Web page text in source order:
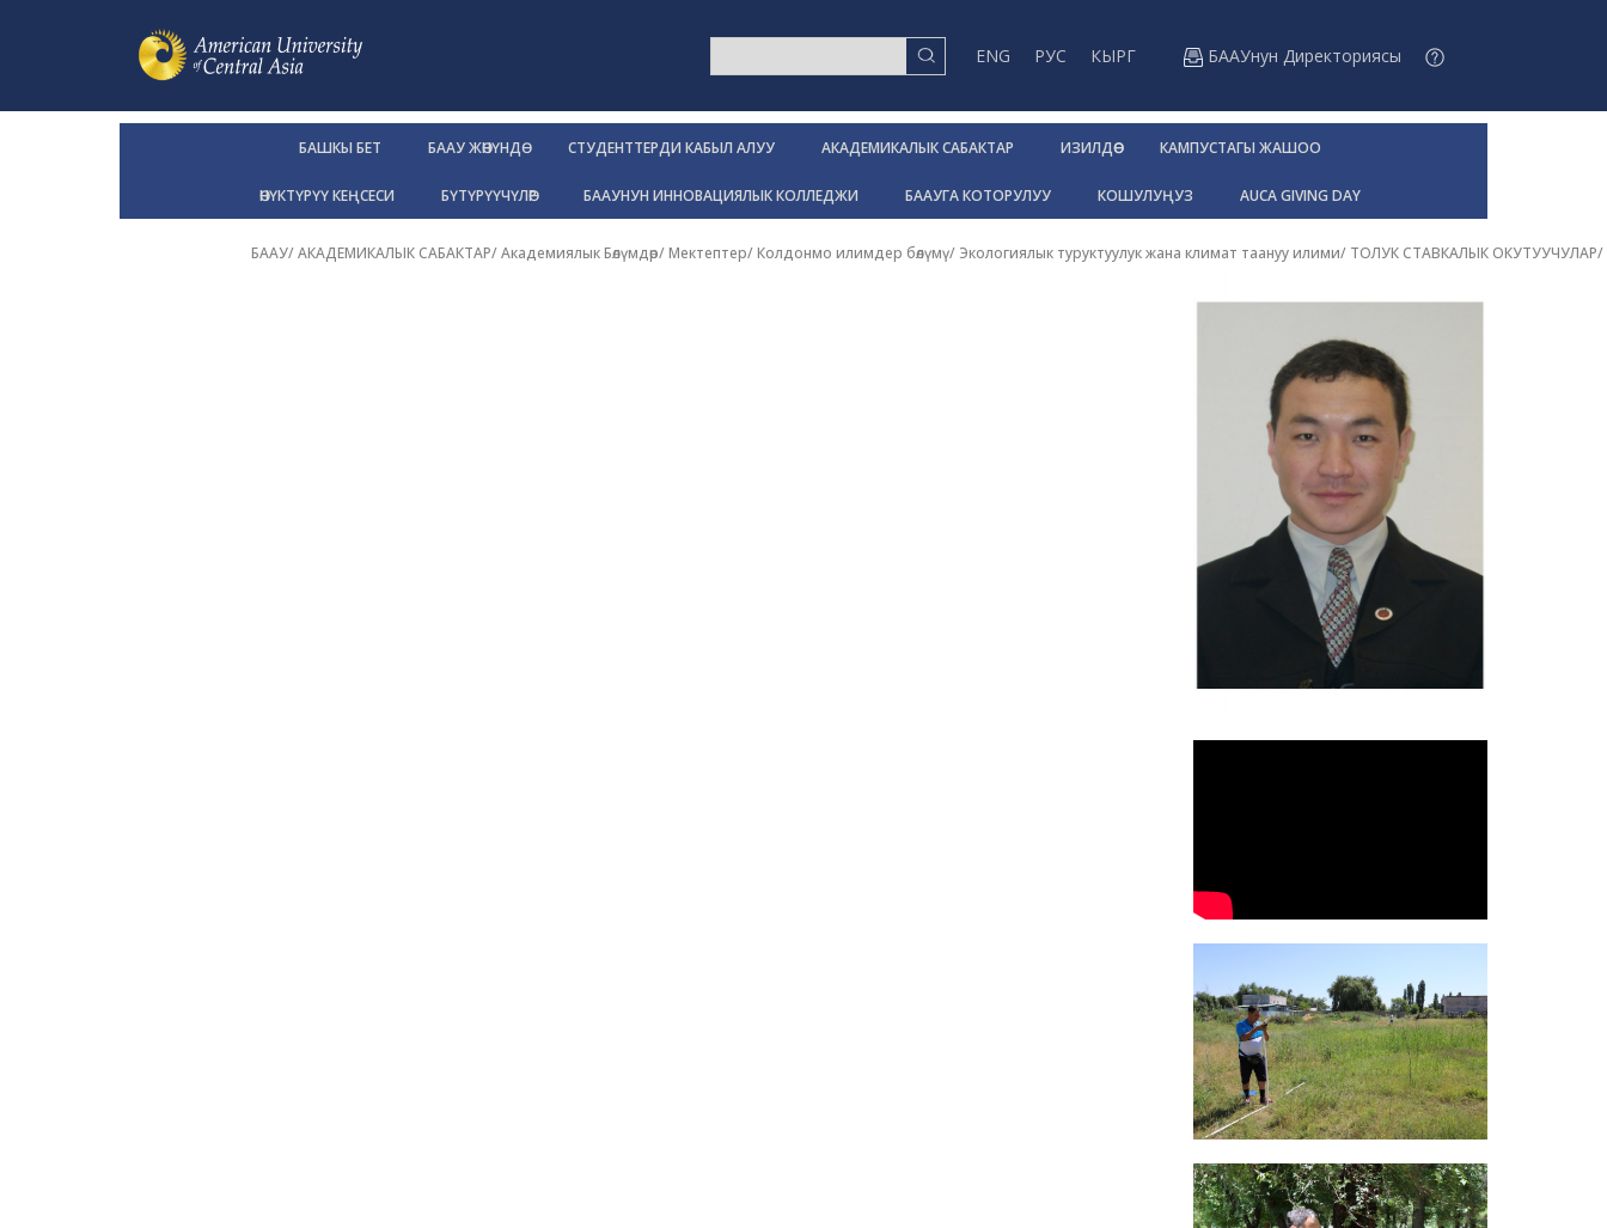
ENG РУС КЫРГ БААУнун Директориясы
БАШКЫ БЕТ БААУ ЖӨНҮНДӨ СТУДЕНТТЕРДИ КАБЫЛ АЛУУ АКАДЕМИКАЛЫК САБАКТАР ИЗИЛДӨӨ КАМПУСТАГЫ ЖАШОО
ӨНҮКТҮРҮҮ КЕҢСЕСИ БҮТҮРҮҮЧҮЛӨР БААУНУН ИННОВАЦИЯЛЫК КОЛЛЕДЖИ БААУГА КОТОРУЛУУ КОШУЛУҢУЗ AUCA GIVING DAY
БААУ/АКАДЕМИКАЛЫК САБАКТАР/Академиялык Бөлүмдөр/ Мектептер/Колдонмо илимдер бөлүмү/ Экологиялык туруктуулук жана климат таануу илими/ ТОЛУК СТАВКАЛЫК ОКУТУУЧУЛАР/